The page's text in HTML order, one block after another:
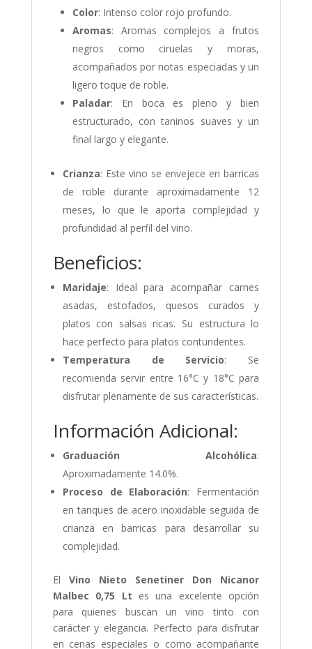
Color: Intenso color rojo profundo.
Aromas: Aromas complejos a frutos
negros como ciruelas y moras,
acompañados por notas especiadas y un
ligero toque de roble.
Paladar: En boca es pleno y bien
estructurado, con taninos suaves y un
final largo y elegante.
Crianza: Este vino se envejece en barricas
de roble durante aproximadamente 12
meses, lo que le aporta complejidad y
profundidad al perfil del vino.
Beneficios:
Maridaje: Ideal para acompañar carnes
asadas, estofados, quesos curados y
platos con salsas ricas. Su estructura lo
hace perfecto para platos contundentes.
Temperatura de Servicio: Se
recomienda servir entre 16°C y 18°C para
disfrutar plenamente de sus características.
Información Adicional:
Graduación Alcohólica:
Aproximadamente 14.0%.
Proceso de Elaboración: Fermentación
en tanques de acero inoxidable seguida de
crianza en barricas para desarrollar su
complejidad.
El Vino Nieto Senetiner Don Nicanor
Malbec 0,75 Lt es una excelente opción
para quienes buscan un vino tinto con
carácter y elegancia. Perfecto para disfrutar
en cenas especiales o como acompañante